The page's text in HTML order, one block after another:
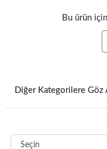
Bu ürün
Diğer Kategorilere Göz